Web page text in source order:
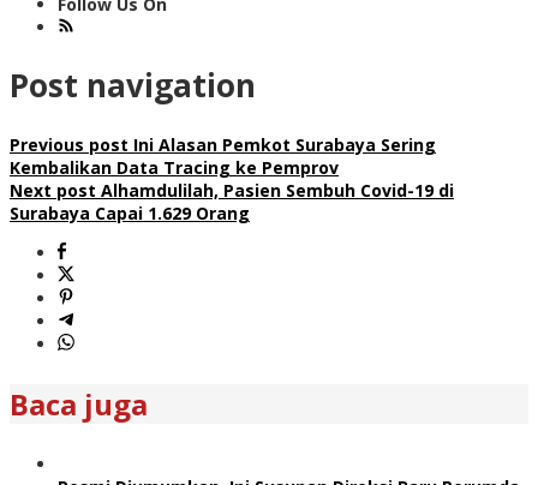
Post navigation
Previous post Ini Alasan Pemkot Surabaya Sering
Kembalikan Data Tracing ke Pemprov
Next post Alhamdulilah, Pasien Sembuh Covid-19 di
Surabaya Capai 1.629 Orang
Baca juga